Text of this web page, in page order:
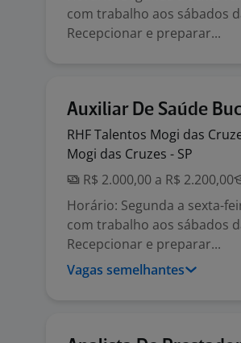
com trabalho aos sábados
Recepcionar e preparar...
Auxiliar De Saúde
RHF Talentos Mogi das
Mogi das Cruzes - SP
R$ 2.000,00 a R$ 2.200,00
Horário: Segunda a sexta-
com trabalho aos sábados
Recepcionar e preparar...
Vagas semelhantes